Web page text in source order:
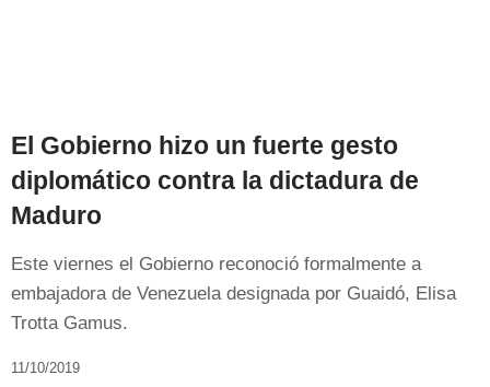
El Gobierno hizo un fuerte gesto
diplomático contra la dictadura de
Maduro
Este viernes el Gobierno reconoció formalmente a
embajadora de Venezuela designada por Guaidó, Elisa
Trotta Gamus.
11/10/2019